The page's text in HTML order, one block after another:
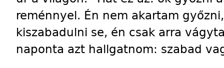
reménnyel. Én nem akartam
kiszabadulni se, én csak arra
naponta azt hallgatnom: szabad